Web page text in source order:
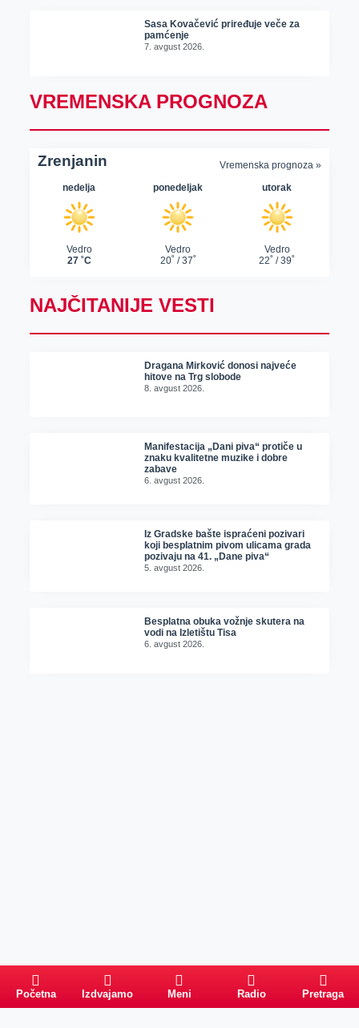
Sasa Kovačević priređuje veče za
pamćenje
7. avgust 2026.
VREMENSKA PROGNOZA
NAJČITANIJE VESTI
Dragana Mirković donosi najveće
hitove na Trg slobode
8. avgust 2026.
Manifestacija „Dani piva“ protiče u
znaku kvalitetne muzike i dobre
zabave
6. avgust 2026.
Iz Gradske bašte ispraćeni pozivari
koji besplatnim pivom ulicama grada
pozivaju na 41. „Dane piva“
5. avgust 2026.
Besplatna obuka vožnje skutera na
vodi na Izletištu Tisa
6. avgust 2026.
Početna Izdvajamo Meni Radio Pretraga